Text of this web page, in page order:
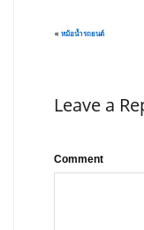
« หม้อน้ำรถยนต์
Leave a
Comment